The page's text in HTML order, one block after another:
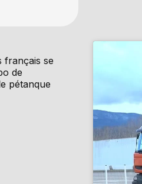
français se
de
pétanque